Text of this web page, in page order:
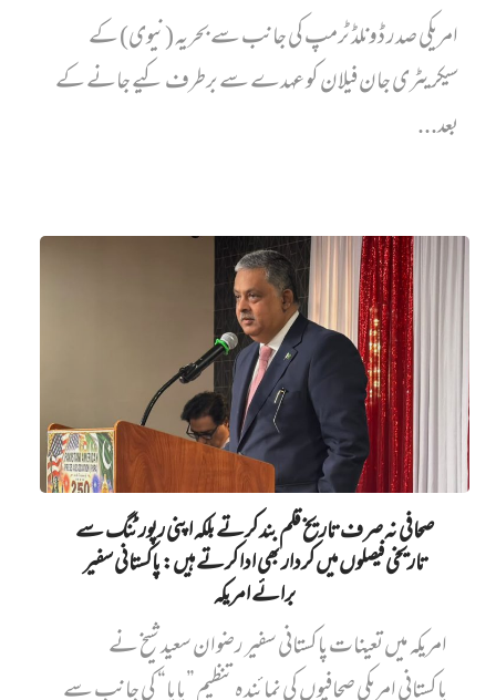
امریکی صدر ڈونلڈ ٹرمپ کی جانب سے بحریہ (نیوی) کے
سیکریٹری جان فیلان کو عہدے سے برطرف کیے جانے کے
بعد...
صحافی نہ صرف تاریخ قلم بند کرتے بلکہ اپنی رپورٹنگ سے
تاریخی فیصلوں میں کردار بھی ادا کرتے ہیں: پاکستانی سفیر
برائے امریکہ
امریکہ میں تعینات پاکستانی سفیر رضوان سعید شیخ نے